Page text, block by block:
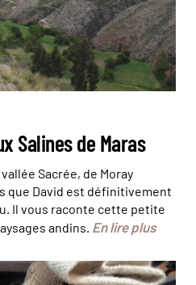
Salines de Maras
Sacrée, de Moray
que David est définitivement
Il vous raconte cette petite
andins. En lire plus
! © Felipe